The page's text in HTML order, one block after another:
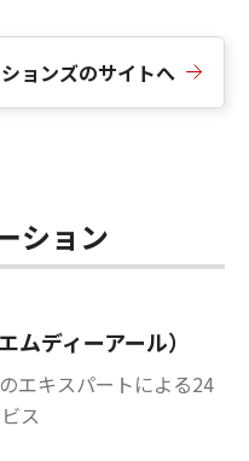
ョンズのサイトへ
ション
ムディーアール）
エキスパートによる24
ス